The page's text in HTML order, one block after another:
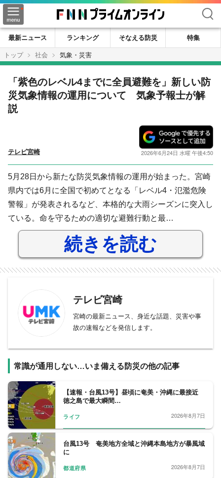
検索
最新ニュース ランキング そなえる防災
特集
トップ
社会 気象・災害
「紫色のレベル4までに全員避難を」新しい防
災気象情報の運用について 気象予報士が解
説
テレビ宮崎 2026年6月24日 水曜 午後4:50
5月28日から新たな防災気象情報の運用が始まった。宮崎
県内では6月に全国で初めてとなる「レベル4・氾濫危険
警報」が発表されるなど、本格的な大雨シーズンに突入し
ている。命を守るための適切な避難行動と最…
続きを読む
テレビ宮崎
宮崎の最新ニュース、身近な話題、災害や事
故の速報などを発信します。
常識が通用しない…いま備える防災の他の記事
【速報・台風13号】昼頃に奄美・沖縄に最接近
徳之島で最大瞬間…
ライフ 2026年8月7日
台風13号 奄美地方全域と沖縄本島地方が暴風域
に
都道府県 2026年8月7日